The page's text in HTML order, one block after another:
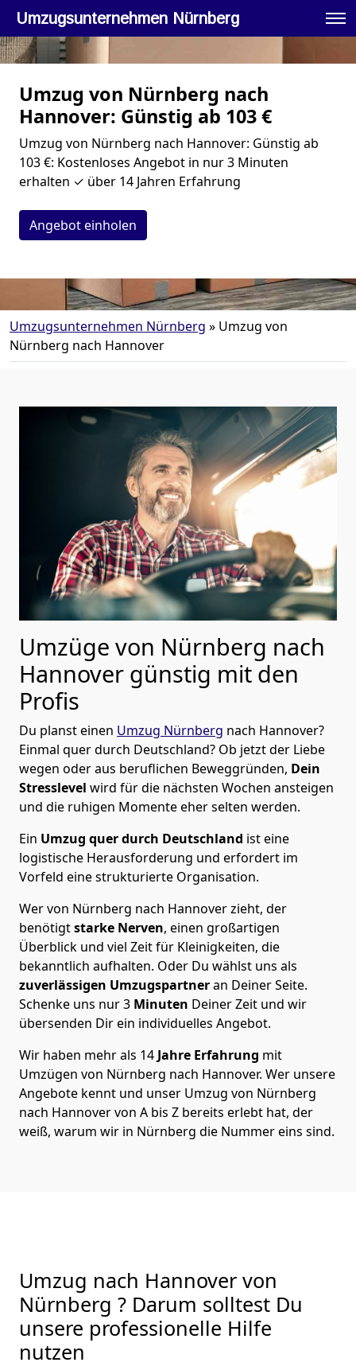
Umzugsunternehmen Nürnberg
Umzug von Nürnberg nach
Hannover: Günstig ab 103 €
Umzug von Nürnberg nach Hannover: Günstig ab
103 €: Kostenloses Angebot in nur 3 Minuten
erhalten ✓ über 14 Jahren Erfahrung
Angebot einholen
Umzugsunternehmen Nürnberg » Umzug von
Nürnberg nach Hannover
Umzüge von Nürnberg nach
Hannover günstig mit den
Profis
Du planst einen Umzug Nürnberg nach Hannover?
Einmal quer durch Deutschland? Ob jetzt der Liebe
wegen oder aus beruflichen Beweggründen, Dein
Stresslevel wird für die nächsten Wochen ansteigen
und die ruhigen Momente eher selten werden.
Ein Umzug quer durch Deutschland ist eine
logistische Herausforderung und erfordert im
Vorfeld eine strukturierte Organisation.
Wer von Nürnberg nach Hannover zieht, der
benötigtstarke Nerven, einen großartigen
Überblick und viel Zeit für Kleinigkeiten, die
bekanntlich aufhalten. Oder Du wählst uns als
zuverlässigen Umzugspartneran Deiner Seite.
Schenke uns nur3 Minuten Deiner Zeit und wir
übersenden Dir ein individuelles Angebot.
Wir haben mehr als 14 Jahre Erfahrung mit
Umzügen von Nürnberg nach Hannover. Wer unsere
Angebote kennt und unser Umzug von Nürnberg
nach Hannover von A bis Z bereits erlebt hat, der
weiß, warum wir in Nürnberg die Nummer eins sind.
Umzug nach Hannover von
Nürnberg ? Darum solltest Du
unsere professionelle Hilfe
nutzen